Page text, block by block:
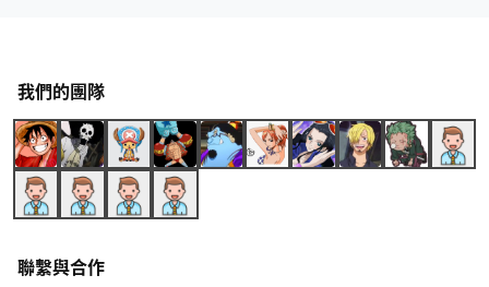
我們的團隊
聯繫與合作